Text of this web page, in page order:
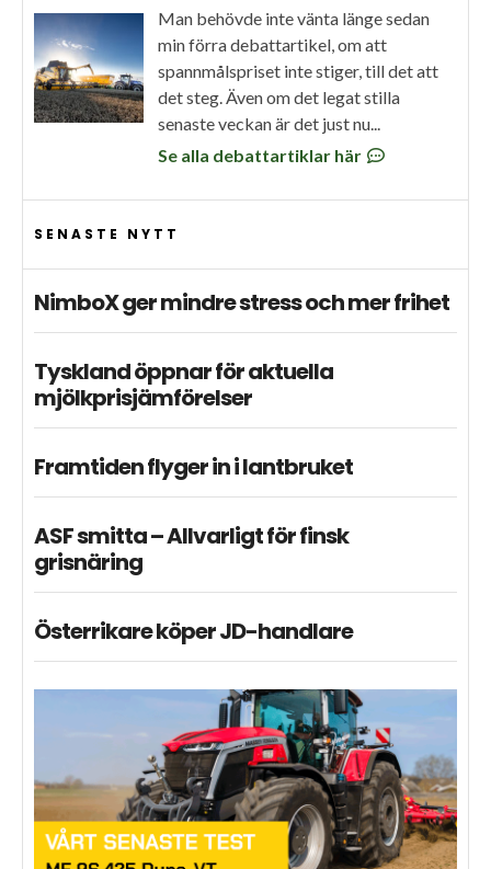
Man behövde inte vänta länge sedan
min förra debattartikel, om att
spannmålspriset inte stiger, till det att
det steg. Även om det legat stilla
senaste veckan är det just nu...
Se alla debattartiklar här
SENASTE NYTT
NimboX ger mindre stress och mer frihet
Tyskland öppnar för aktuella
mjölkprisjämförelser
Framtiden flyger in i lantbruket
ASF smitta – Allvarligt för finsk
grisnäring
Österrikare köper JD-handlare